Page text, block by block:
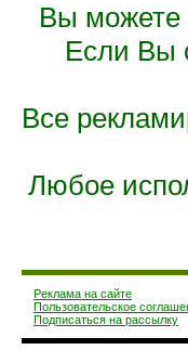
Вы можете
Если Вы
Все
Любое
Реклама на сайте
Пользовательское
Подписаться на рассылку